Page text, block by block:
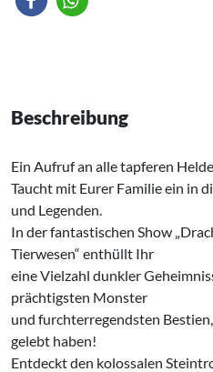
Beschreibung
Ein Aufruf an alle tapferen
Taucht mit Eurer Familie ein in
und Legenden.
In der fantastischen Show
Tierwesen“ enthüllt Ihr
eine Vielzahl dunkler
prächtigsten Monster
und furchterregendsten
gelebt haben!
Entdeckt den kolossalen